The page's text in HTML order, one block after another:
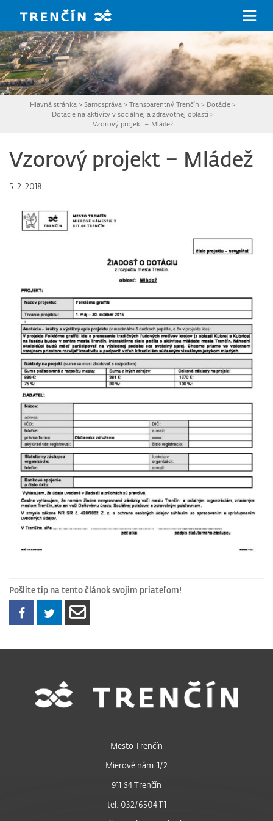
Hlavná stránka >Samospráva >Transparentný Trenčín > Dotácie >
Dotácie na aktivity v sociálnej a zdravotnej oblasti >
Vzorový projekt – Mládež
Vzorový projekt – Mládež
5. 2. 2018
Pošlite tip na tento článok svojim priateľom!
Mesto Trenčín
Mierové nám. 1/2
911 64 Trenčín
tel: 032/6504 111